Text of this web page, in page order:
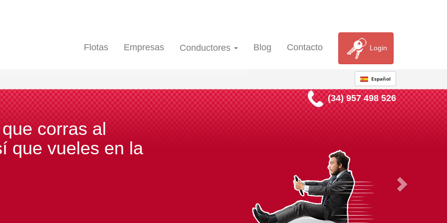
Flotas Empresas Conductores Blog Contacto Login
Español
(34) 957 498 526
Miratusmultas.com
Nuestro trabajo no es sólo recurrir multas, sino proteger tu dinero